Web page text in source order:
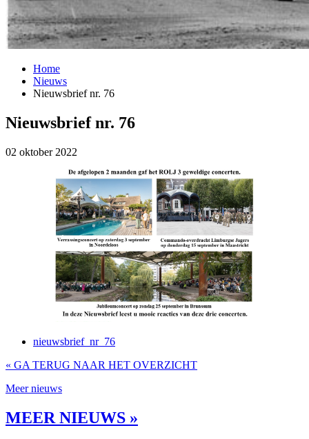
Home
Nieuws
Nieuwsbrief nr. 76
Nieuwsbrief nr. 76
02 oktober 2022
nieuwsbrief_nr_76
« GA TERUG NAAR HET OVERZICHT
Meer nieuws
MEER NIEUWS »